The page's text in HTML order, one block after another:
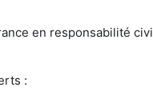
en responsabilité
: